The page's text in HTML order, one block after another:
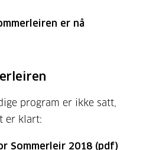
er nå
program er ikke satt,
er klart:
Sommerleir 2018 (pdf)